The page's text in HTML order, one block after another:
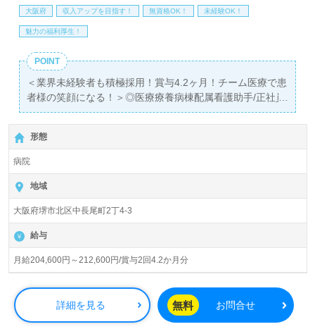
大阪府 収入アップを目指す！ 無資格OK！ 未経験OK！
魅力の福利厚生！
POINT
＜業界未経験者も積極採用！賞与4.2ヶ月！チーム医療で患
者様の笑顔になる！＞◎医療療養病棟配属看護助手/正社員
募集◎
【月給204,600円～212,600円】＊資格がこれからの方もご
応募可能＊『堺市駅』徒歩4分。
総病床数170床（個室/多床室）『金岡病院』医療法人杏林
会（本部：大阪府堺市）様の運営です。内科、外科、整形
外科、放射線科を専門とする病院様を展開されています。
設立66年以上の歴史を誇り、慢性期（長期療養）をされる
患者様に、『安心とやすらぎ、ふれあいの心かよう医療』
をチーム医療で貢献されている病院様です。
◎長期療養の患者様へ『愛と思いやりのこころ』を大切
に、一緒に働く同僚にも『受容と共感』を心掛ける事業所
様！◎
看護助手や介護職経験のある方はもちろん、これから看護
形態
病院
地域
大阪府堺市北区中長尾町2丁4-3
給与
月給204,600円～212,600円/賞与2回4.2か月分
詳細を見る 無料 お問合せ